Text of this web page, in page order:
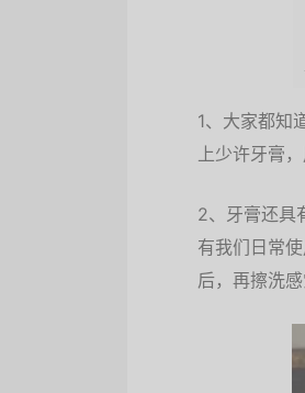
1、大家都知
上少许牙膏
2、牙膏还具
有我们日常
后，再擦洗感